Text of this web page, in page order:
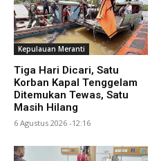
Kepulauan Meranti
Tiga Hari Dicari, Satu
Korban Kapal Tenggelam
Ditemukan Tewas, Satu
Masih Hilang
6 Agustus 2026 -12:16